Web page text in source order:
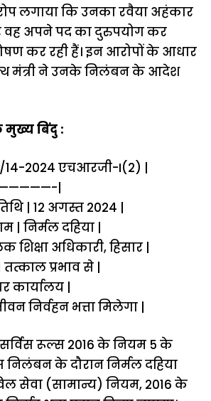
लगाया कि उनका रवैया अहंकार
अपने पद का दुरुपयोग कर
कर रही हैं। इन आरोपों के आधार
मंत्री ने उनके निलंबन के आदेश
बिंदु :
2024 एचआरजी-I(2) |
|
| 12 अगस्त 2024 |
| निर्मल दहिया |
शिक्षा अधिकारी, हिसार |
प्रभाव से |
कार्यालय |
निर्वहन भत्ता मिलेगा |
सर्विस रूल्स 2016 के नियम 5 के
के दौरान निर्मल दहिया
सेवा (सामान्य) नियम, 2016 के